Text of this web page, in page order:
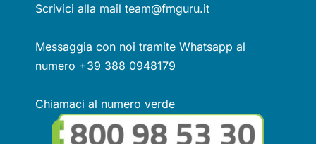
Scrivici alla mail team@fmguru.it
Messaggia con noi tramite Whatsapp al
numero +39 388 0948179
Chiamaci al numero verde